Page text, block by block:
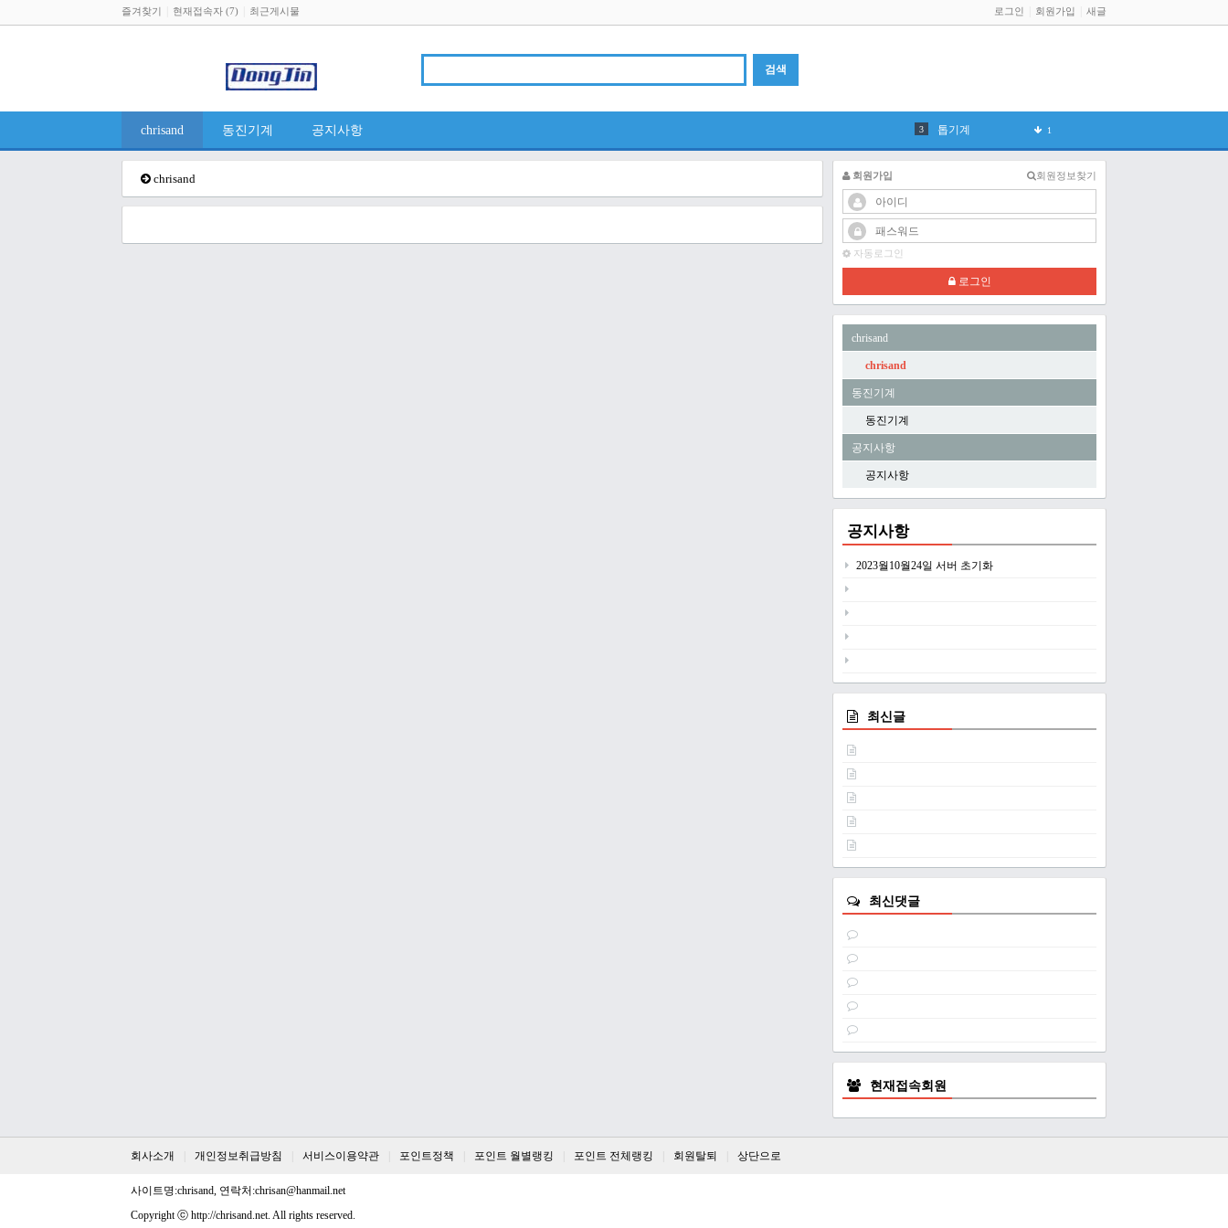
즐겨찾기 현재접속자 (7) 최근게시물 로그인 회원가입 새글
chrisand 동진기계 공지사항 톱기계 1
370
2027 1
chrisand 회원가입 회원정보찾기
자동로그인
로그인
chrisand
chrisand
동진기계
동진기계
공지사항
공지사항
공지사항
2023월10월24일 서버 초기화
최신글
최신댓글
현재접속회원
회사소개 개인정보취급방침 서비스이용약관 포인트정책 포인트 월별랭킹 포인트 전체랭킹 회원탈퇴 상단으로
사이트명:chrisand, 연락처:chrisan@hanmail.net
Copyright ⓒ http://chrisand.net. All rights reserved.